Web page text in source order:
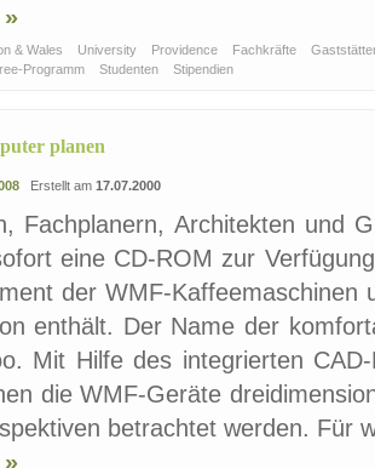
& Wales University Providence Fachkräfte
Programm Studenten Stipendien
planen
Erstellt am 17.07.2000
Fachplanern, Architekten und
eine CD-ROM zur
der WMF-Kaffeemaschinen
enthält. Der Name der
Mit Hilfe des integrierten
die WMF-Geräte
betrachtet werden. Für